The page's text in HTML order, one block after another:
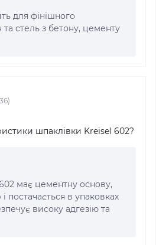
для фінішного
та стель з бетону, цементу
шпаклівки Kreisel 602?
має цементну основу,
постачається в упаковках
високу адгезію та